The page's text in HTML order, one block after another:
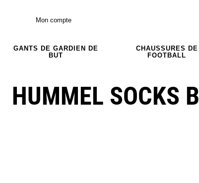
Mon compte
GANTS DE GARDIEN DE
BUT
CHAUSSURES DE
FOOTBALL
HUMMEL SOCKS